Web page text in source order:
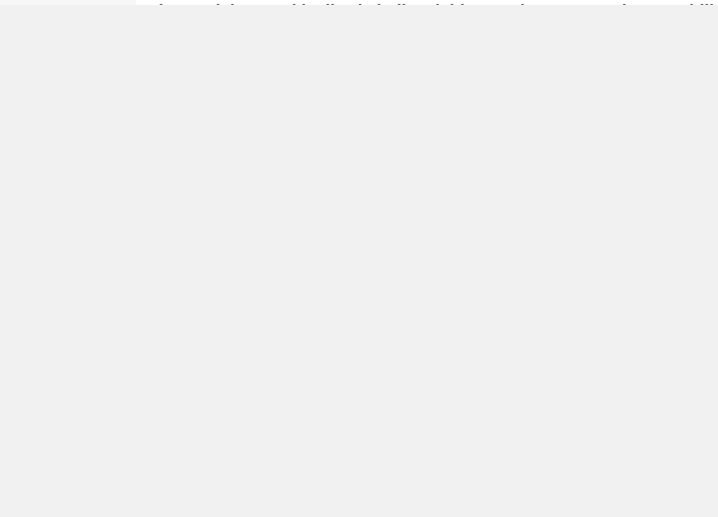
ekonomisi, sonraki yıllarda istikrarlı bir toparlanma süreci